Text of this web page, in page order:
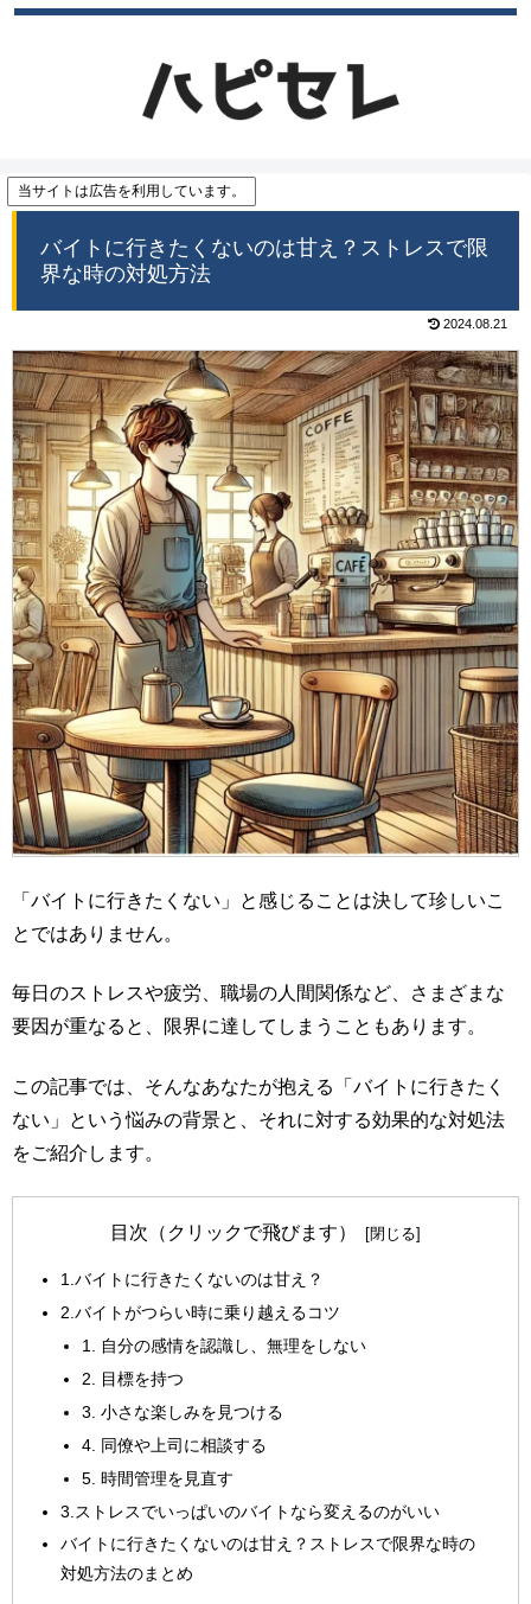
当サイトは広告を利用しています。
バイトに行きたくないのは甘え？ストレスで限
界な時の対処方法
2024.08.21
「バイトに行きたくない」と感じることは決して珍しいこ
とではありません。
毎日のストレスや疲労、職場の人間関係など、さまざまな
要因が重なると、限界に達してしまうこともあります。
この記事では、そんなあなたが抱える「バイトに行きたく
ない」という悩みの背景と、それに対する効果的な対処法
をご紹介します。
目次（クリックで飛びます）
1.バイトに行きたくないのは甘え？
2.バイトがつらい時に乗り越えるコツ
1. 自分の感情を認識し、無理をしない
2. 目標を持つ
3. 小さな楽しみを見つける
4. 同僚や上司に相談する
5. 時間管理を見直す
3.ストレスでいっぱいのバイトなら変えるのがいい
バイトに行きたくないのは甘え？ストレスで限界な時の
対処方法のまとめ